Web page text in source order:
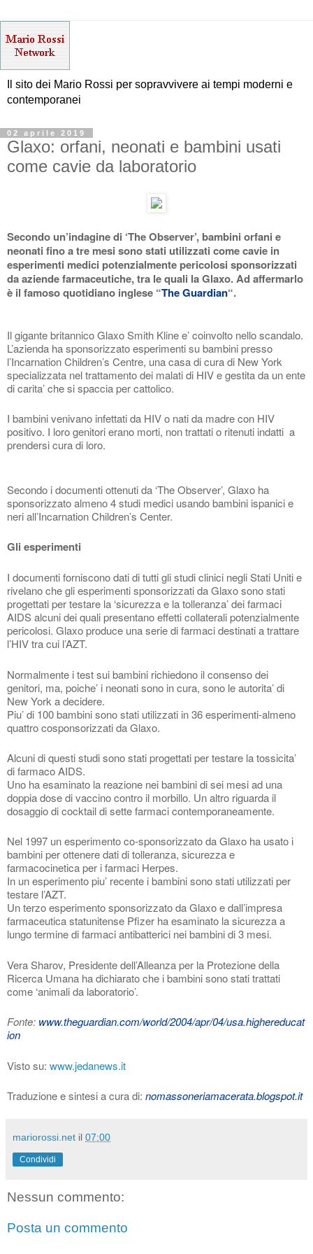
Il sito dei Mario Rossi per sopravvivere ai tempi moderni e
contemporanei
02 aprile 2019
Glaxo: orfani, neonati e bambini usati
come cavie da laboratorio
Secondo un’indagine di ‘The Observer’, bambini orfani e
neonati fino a tre mesi sono stati utilizzati come cavie in
esperimenti medici potenzialmente pericolosi sponsorizzati
da aziende farmaceutiche, tra le quali la Glaxo. Ad affermarlo
è il famoso quotidiano inglese “The Guardian“.
Il gigante britannico Glaxo Smith Kline e’ coinvolto nello scandalo.
L’azienda ha sponsorizzato esperimenti su bambini presso
l’Incarnation Children’s Centre, una casa di cura di New York
specializzata nel trattamento dei malati di HIV e gestita da un ente
di carita’ che si spaccia per cattolico.
I bambini venivano infettati da HIV o nati da madre con HIV
positivo. I loro genitori erano morti, non trattati o ritenuti indatti a
prendersi cura di loro.
Secondo i documenti ottenuti da ‘The Observer’, Glaxo ha
sponsorizzato almeno 4 studi medici usando bambini ispanici e
neri all’Incarnation Children’s Center.
Gli esperimenti
I documenti forniscono dati di tutti gli studi clinici negli Stati Uniti e
rivelano che gli esperimenti sponsorizzati da Glaxo sono stati
progettati per testare la ‘sicurezza e la tolleranza’ dei farmaci
AIDS alcuni dei quali presentano effetti collaterali potenzialmente
pericolosi. Glaxo produce una serie di farmaci destinati a trattare
l’HIV tra cui l’AZT.
Normalmente i test sui bambini richiedono il consenso dei
genitori, ma, poiche’ i neonati sono in cura, sono le autorita’ di
New York a decidere.
Piu’ di 100 bambini sono stati utilizzati in 36 esperimenti-almeno
quattro cosponsorizzati da Glaxo.
Alcuni di questi studi sono stati progettati per testare la tossicita’
di farmaco AIDS.
Uno ha esaminato la reazione nei bambini di sei mesi ad una
doppia dose di vaccino contro il morbillo. Un altro riguarda il
dosaggio di cocktail di sette farmaci contemporaneamente.
Nel 1997 un esperimento co-sponsorizzato da Glaxo ha usato i
bambini per ottenere dati di tolleranza, sicurezza e
farmacocinetica per i farmaci Herpes.
In un esperimento piu’ recente i bambini sono stati utilizzati per
testare l’AZT.
Un terzo esperimento sponsorizzato da Glaxo e dall’impresa
farmaceutica statunitense Pfizer ha esaminato la sicurezza a
lungo termine di farmaci antibatterici nei bambini di 3 mesi.
Vera Sharov, Presidente dell’Alleanza per la Protezione della
Ricerca Umana ha dichiarato che i bambini sono stati trattati
come ‘animali da laboratorio’.
Fonte: www.theguardian.com/world/2004/apr/04/usa.highereducat
ion
Visto su: www.jedanews.it
Traduzione e sintesi a cura di: nomassoneriamacerata.blogspot.it
mariorossi.net il 07:00
Condividi
Nessun commento:
Posta un commento